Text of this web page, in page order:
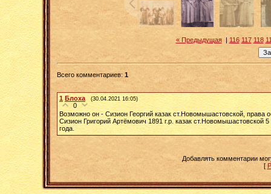
« Предыдущая| 116 117 118
Всего комментариев: 1
1 Блоха (30.04.2021 16:05)
0
Возможно он - Сизион Георгий казак ст.Новомышастовской, права
Сизион Григорий Артёмович 1891 г.р. казак ст.Новомышастовской
года.
Добавлять комментарии
[